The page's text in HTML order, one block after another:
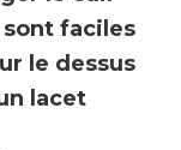
faciles
le dessus
lacet